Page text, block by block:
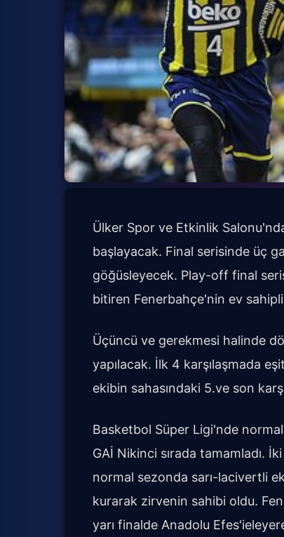
Ülker Spor ve Etkinlik
başlayacak. Final serisinde üç
göğüsleyecek. Play-off final
bitiren Fenerbahçe'nin ev
Üçüncü ve gerekmesi halinde
yapılacak. İlk 4 karşılaşmada
ekibin sahasındaki 5.ve son
Basketbol Süper Ligi'nde
GAİ Nikinci sırada tamamladı.
normal sezonda sarı-lacivertli
kurarak zirvenin sahibi oldu.
yarı finalde Anadolu